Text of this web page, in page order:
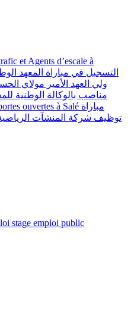
et Agents d’escale à
التسجيل في مباراة المعهد
ولي العهد الأمير مولاي الحسن 2026
مناصب بالوكالة الوطنية
ouvertes à Salé مباراة